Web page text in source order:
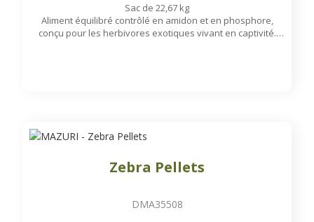
Sac de 22,67 kg
Aliment équilibré contrôlé en amidon et en phosphore,
conçu pour les herbivores exotiques vivant en captivité.
Zebra Pellets
DMA35508